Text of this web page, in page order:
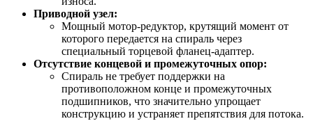
Приводной узел:
Мощный мотор-редуктор, крутящий момент от
которого передается на спираль через
специальный торцевой фланец-адаптер.
Отсутствие концевой и промежуточных опор:
Спираль не требует поддержки на
противоположном конце и промежуточных
подшипников, что значительно упрощает
конструкцию и устраняет препятствия для потока.